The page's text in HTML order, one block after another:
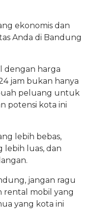
ekonomis dan
Anda di Bandung
dengan harga
jam bukan hanya
peluang untuk
potensi kota ini
lebih bebas,
lebih luas, dan
jangan ragu
rental mobil yang
yang kota ini